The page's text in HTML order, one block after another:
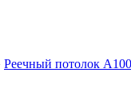
Реечный потолок